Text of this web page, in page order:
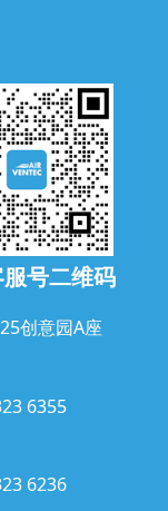
号二维码
创意园A座
6355
6236